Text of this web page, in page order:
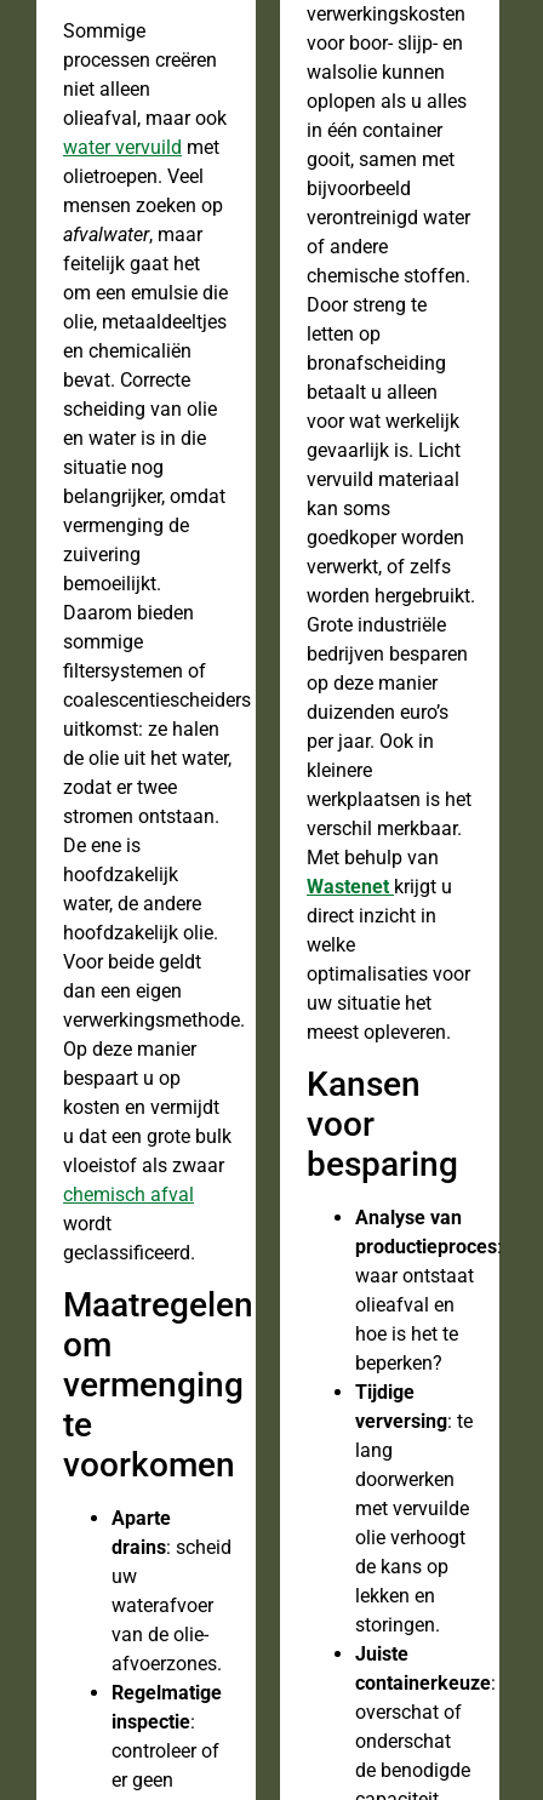
Sommige
processen creëren
niet alleen
olieafval, maar ook
water vervuild met
olietroepen. Veel
mensen zoeken op
afvalwater, maar
feitelijk gaat het
om een emulsie die
olie, metaaldeeltjes
en chemicaliën
bevat. Correcte
scheiding van olie
en water is in die
situatie nog
belangrijker, omdat
vermenging de
zuivering
bemoeilijkt.
Daarom bieden
sommige
filtersystemen of
coalescentiescheiders
uitkomst: ze halen
de olie uit het water,
zodat er twee
stromen ontstaan.
De ene is
hoofdzakelijk
water, de andere
hoofdzakelijk olie.
Voor beide geldt
dan een eigen
verwerkingsmethode.
Op deze manier
bespaart u op
kosten en vermijdt
u dat een grote bulk
vloeistof als zwaar
chemisch afval
wordt
geclassificeerd.
Maatregelen
om
vermenging
te
voorkomen
Aparte
drains: scheid
uw
waterafvoer
van de olie-
afvoerzones.
Regelmatige
inspectie:
controleer of
er geen
verwerkingskosten
voor boor- slijp- en
walsolie kunnen
oplopen als u alles
in één container
gooit, samen met
bijvoorbeeld
verontreinigd water
of andere
chemische stoffen.
Door streng te
letten op
bronafscheiding
betaalt u alleen
voor wat werkelijk
gevaarlijk is. Licht
vervuild materiaal
kan soms
goedkoper worden
verwerkt, of zelfs
worden hergebruikt.
Grote industriële
bedrijven besparen
op deze manier
duizenden euro’s
per jaar. Ook in
kleinere
werkplaatsen is het
verschil merkbaar.
Met behulp van
Wastenet krijgt u
direct inzicht in
welke
optimalisaties voor
uw situatie het
meest opleveren.
Kansen
voor
besparing
Analyse van
productieproces:
waar ontstaat
olieafval en
hoe is het te
beperken?
Tijdige
verversing: te
lang
doorwerken
met vervuilde
olie verhoogt
de kans op
lekken en
storingen.
Juiste
containerkeuze:
overschat of
onderschat
de benodigde